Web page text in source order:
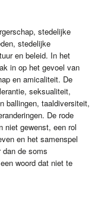
stedelijke
stedelijke
en beleid. In het
in op het gevoel van
en amicaliteit. De
seksualiteit,
ballingen, taaldiversiteit,
De rode
niet gewenst, een rol
en het samenspel
de soms
woord dat niet te